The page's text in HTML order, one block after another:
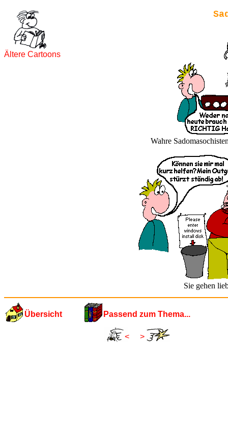
Ältere Cartoons
Wahre
Sie gehen
Übersicht Passend zum Thema...
< >